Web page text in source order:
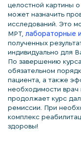
целостной картины
может назначить
исследований. Это
МРТ, лабораторные
полученных
индивидуально для
По завершению
обязательном
пациента, а также
необходимости врач
продолжает курс
ремиссии. При
комплекс
здоровы!